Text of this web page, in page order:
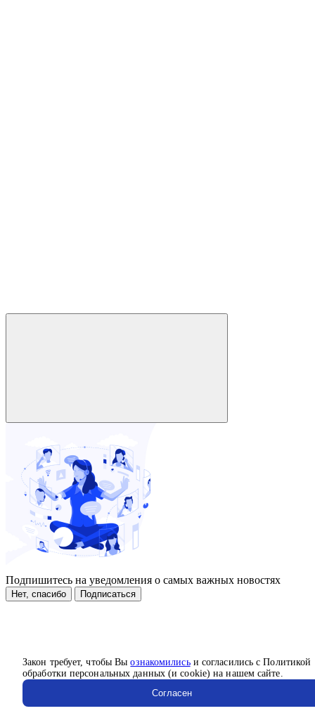
Закон требует, чтобы Выознакомилисьи согласились с Политикой
обработки персональных данных (и cookie) на нашем сайте.
Согласен
Подпишитесь на уведомления о самых важных новостях
Нет, спасибо Подписаться